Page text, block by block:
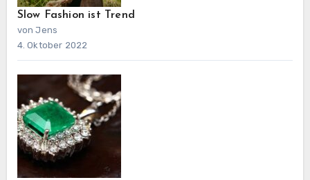
Slow Fashion ist Trend
von Jens
4. Oktober 2022